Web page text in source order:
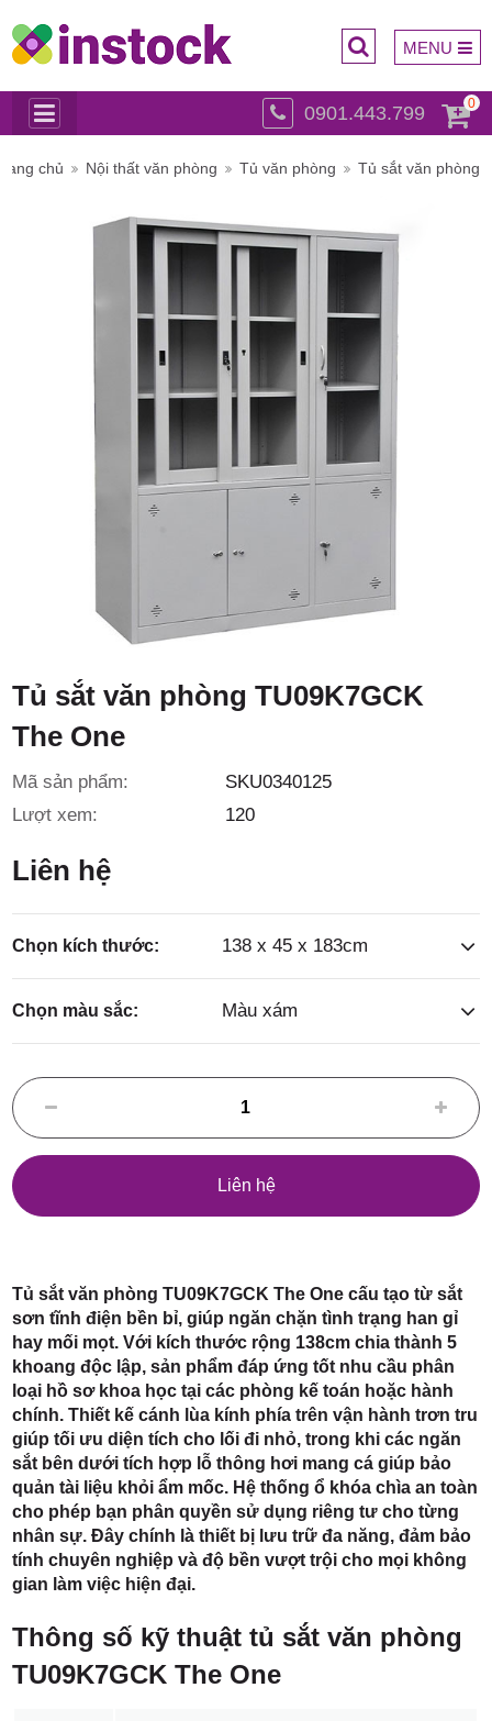
0901.443.799 0
MENU
Trụ sở
chính:
3/6D, ấp
Tiền Lân,
xã Bà
Điểm,
huyện
Hóc Môn,
TP. HCM
chủ Nội thất văn phòng Tủ văn phòng Tủ sắt văn phòng
Tủ sắt văn phòng TU09K7GCK
The One
Mã sản phẩm:
SKU0340125
Lượt xem:
120
Liên hệ
Chọn kích thước: 138 x 45 x 183cm
Chọn màu sắc: Màu xám
Liên hệ
Tủ sắt văn phòng TU09K7GCK The One cấu tạo từ sắt
sơn tĩnh điện bền bỉ, giúp ngăn chặn tình trạng han gỉ
hay mối mọt. Với kích thước rộng 138cm chia thành 5
khoang độc lập, sản phẩm đáp ứng tốt nhu cầu phân
loại hồ sơ khoa học tại các phòng kế toán hoặc hành
chính. Thiết kế cánh lùa kính phía trên vận hành trơn tru
giúp tối ưu diện tích cho lối đi nhỏ, trong khi các ngăn
sắt bên dưới tích hợp lỗ thông hơi mang cá giúp bảo
quản tài liệu khỏi ẩm mốc. Hệ thống ổ khóa chìa an toàn
cho phép bạn phân quyền sử dụng riêng tư cho từng
nhân sự. Đây chính là thiết bị lưu trữ đa năng, đảm bảo
tính chuyên nghiệp và độ bền vượt trội cho mọi không
gian làm việc hiện đại.
Thông số kỹ thuật tủ sắt văn phòng
TU09K7GCK The One